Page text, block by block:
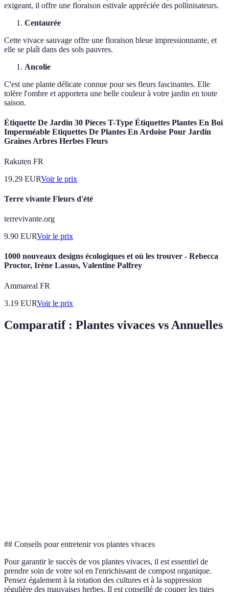
exigeant, il offre une floraison estivale appréciée des pollinisateurs.
Centaurée
Cette vivace sauvage offre une floraison bleue impressionnante, et
elle se plaît dans des sols pauvres.
Ancolie
C'est une plante délicate connue pour ses fleurs fascinantes. Elle
tolère l'ombre et apportera une belle couleur à votre jardin en toute
saison.
Étiquette De Jardin 30 Pieces T-Type Étiquettes Plantes En Boi
Imperméable Etiquettes De Plantes En Ardoise Pour Jardin
Graines Arbres Herbes Fleurs
Rakuten FR
19.29 EURVoir le prix
Terre vivante Fleurs d'été
terrevivante.org
9.90 EURVoir le prix
1000 nouveaux designs écologiques et où les trouver - Rebecca
Proctor, Irène Lassus, Valentine Palfrey
Ammareal FR
3.19 EURVoir le prix
Comparatif : Plantes vivaces vs Annuelles
## Conseils pour entretenir vos plantes vivaces
Pour garantir le succès de vos plantes vivaces, il est essentiel de
prendre soin de votre sol en l'enrichissant de compost organique.
Pensez également à la rotation des cultures et à la suppression
régulière des mauvaises herbes. Il est conseillé de couper les tiges